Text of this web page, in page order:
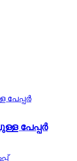
പേപ്പർ